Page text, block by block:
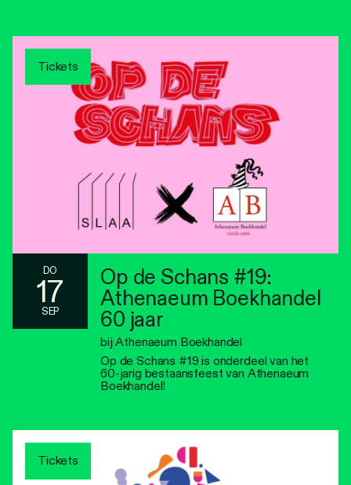
Tickets
DO
17
SEP
Op de Schans #19:
Athenaeum Boekhandel
60 jaar
bij Athenaeum Boekhandel
Op de Schans #19 is onderdeel van het
60-jarig bestaansfeest van Athenaeum
Boekhandel!
Tickets